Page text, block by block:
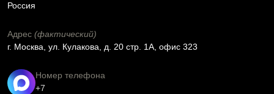
Россия
Адрес (фактический)
г. Москва, ул. Кулакова, д. 20 стр. 1А, офис 323
Номер телефона
+7